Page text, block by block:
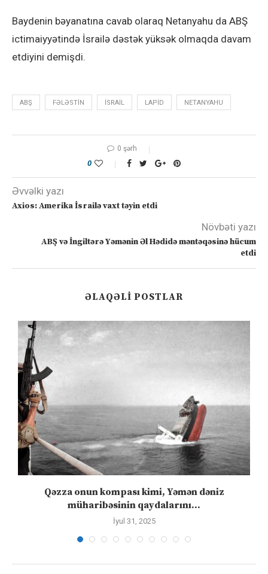
Baydenin bəyanatına cavab olaraq Netanyahu da ABŞ
ictimaiyyətində İsrailə dəstək yüksək olmaqda davam
etdiyini demişdi.
ABŞ FƏLƏSTIN ISRAIL LAPID NETANYAHU
0 şərh
0
Əvvəlki yazı
Axios: Amerika İsrailə vaxt təyin etdi
Növbəti yazı
ABŞ və İngiltərə Yəmənin Əl Hədidə məntəqəsinə hücum
etdi
ƏLAQƏLI POSTLAR
Qəzza onun kompası kimi, Yəmən dəniz
müharibəsinin qaydalarını...
İyul 31, 2025